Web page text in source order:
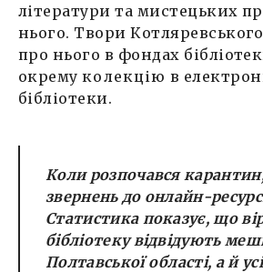
літератури та мистецьких
нього. Твори Котляревського
про нього в фондах
окремуколекцію в
бібліотеки.
Коли розпочався карантин,
звернень до онлайн-
Статистика показує, що
бібліотеку відвідують
Полтавської області, а й